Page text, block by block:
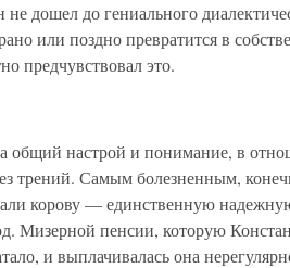
не дошел до гениального
или поздно превратится в
предчувствовал это.
общий настрой и понимание, в
трений. Самым болезненным,
корову — единственную
Мизерной пенсии, которую
и выплачивалась она